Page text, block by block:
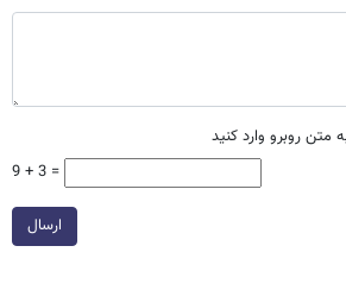
متن روبرو وارد کنید
9 + 3 =
ارسال